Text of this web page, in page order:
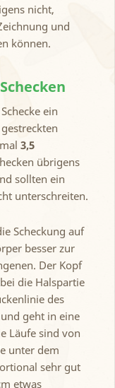
nicht,
und
können.
ein
3,5
übrigens
sollten ein
unterschreiten.
Scheckung auf
besser zur
Der Kopf
die Halspartie
des
geht in eine
Läufe sind von
unter dem
sehr gut
etwas